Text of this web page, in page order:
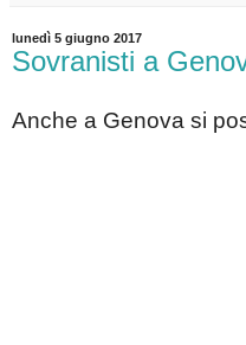
lunedì 5 giugno 2017
Sovranisti a
Anche a Genova si